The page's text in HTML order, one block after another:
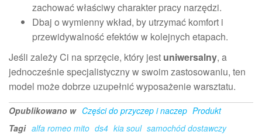
zachować właściwy charakter pracy narzędzi.
Dbaj o wymienny wkład, by utrzymać komfort i
przewidywalność efektów w kolejnych etapach.
Jeśli zależy Ci na sprzęcie, który jest uniwersalny, a
jednocześnie specjalistyczny w swoim zastosowaniu, ten
model może dobrze uzupełnić wyposażenie warsztatu.
Opublikowano w Części do przyczep i naczep Produkt
Tagi alfa romeo mito ds4 kia soul samochód dostawczy